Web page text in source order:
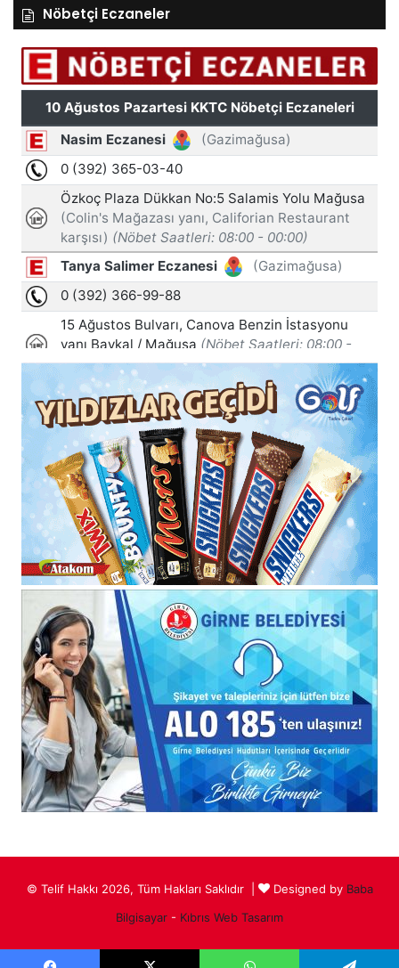
Nöbetçi Eczaneler
© Telif Hakkı 2026, Tüm Hakları Saklıdır | Designed by Baba
Bilgisayar - Kıbrıs Web Tasarım